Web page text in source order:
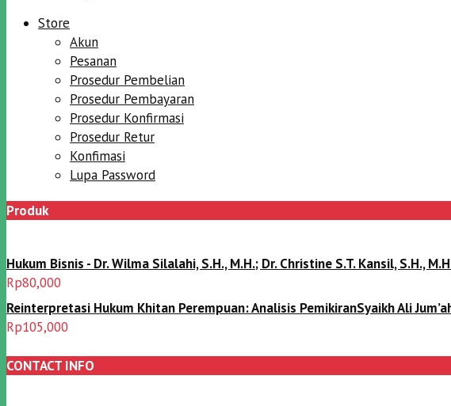
Store
Akun
Pesanan
Prosedur Pembelian
Prosedur Pembayaran
Prosedur Konfirmasi
Prosedur Retur
Konfimasi
Lupa Password
Produk
Hukum Bisnis - Dr. Wilma Silalahi, S.H., M.H.; Dr. Christine S.T. Kansil, S.H.,
Rp80,000
Reinterpretasi Hukum Khitan Perempuan: Analisis PemikiranSyaikh Ali
Rp105,000
CONTACT INFO